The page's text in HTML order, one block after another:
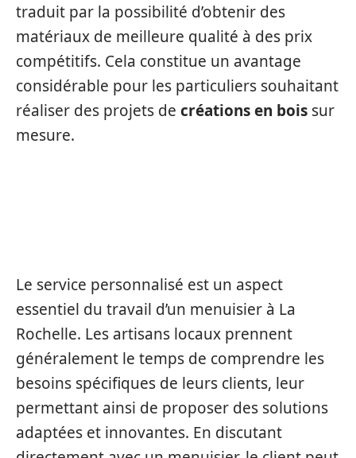
traduit par la possibilité d’obtenir des
matériaux de meilleure qualité à des prix
compétitifs. Cela constitue un avantage
considérable pour les particuliers souhaitant
réaliser des projets de créations en bois sur
mesure.
Le service personnalisé est un aspect
essentiel du travail d’un menuisier à La
Rochelle. Les artisans locaux prennent
généralement le temps de comprendre les
besoins spécifiques de leurs clients, leur
permettant ainsi de proposer des solutions
adaptées et innovantes. En discutant